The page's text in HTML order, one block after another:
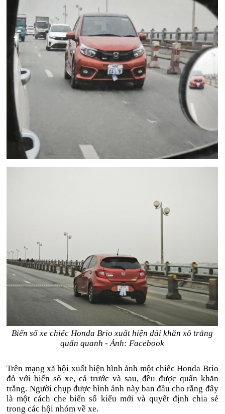
Biển số xe chiếc Honda Brio xuất hiện dải khăn xô trắng
quấn quanh - Ảnh: Facebook
Trên mạng xã hội xuất hiện hình ảnh một chiếc Honda Brio
đỏ với biển số xe, cả trước và sau, đều được quấn khăn
trắng. Người chụp được hình ảnh này ban đầu cho rằng đây
là một cách che biển số kiểu mới và quyết định chia sẻ
trong các hội nhóm về xe.